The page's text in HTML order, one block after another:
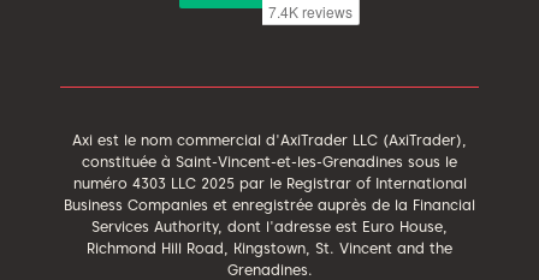
Axi est le nom commercial d'AxiTrader LLC (AxiTrader),
constituée à Saint-Vincent-et-les-Grenadines sous le
numéro 4303 LLC 2025 par le Registrar of International
Business Companies et enregistrée auprès de la Financial
Services Authority, dont l'adresse est Euro House,
Richmond Hill Road, Kingstown, St. Vincent and the
Grenadines.